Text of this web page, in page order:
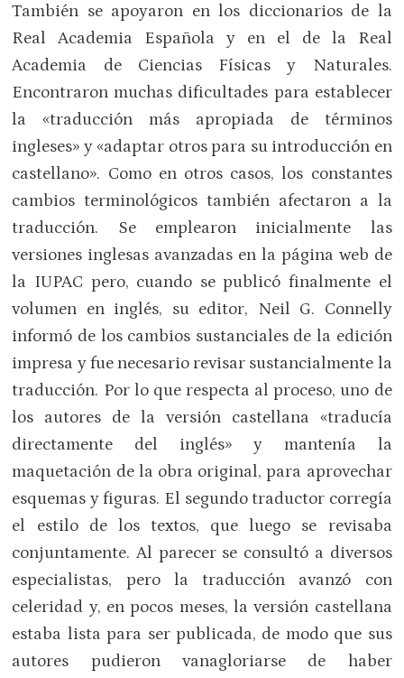
También se apoyaron en los diccionarios de la
Real Academia Española y en el de la Real
Academia de Ciencias Físicas y Naturales.
Encontraron muchas dificultades para establecer
la «traducción más apropiada de términos
ingleses» y «adaptar otros para su introducción en
castellano». Como en otros casos, los constantes
cambios terminológicos también afectaron a la
traducción. Se emplearon inicialmente las
versiones inglesas avanzadas en la página web de
la IUPAC pero, cuando se publicó finalmente el
volumen en inglés, su editor, Neil G. Connelly
informó de los cambios sustanciales de la edición
impresa y fue necesario revisar sustancialmente la
traducción. Por lo que respecta al proceso, uno de
los autores de la versión castellana «traducía
directamente del inglés» y mantenía la
maquetación de la obra original, para aprovechar
esquemas y figuras. El segundo traductor corregía
el estilo de los textos, que luego se revisaba
conjuntamente. Al parecer se consultó a diversos
especialistas, pero la traducción avanzó con
celeridad y, en pocos meses, la versión castellana
estaba lista para ser publicada, de modo que sus
autores pudieron vanagloriarse de haber